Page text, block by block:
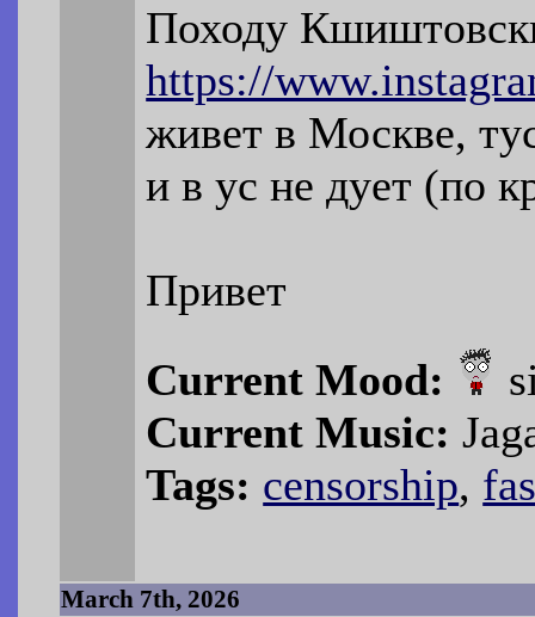
Походу
https://
живет в Москве,
и в ус не дует (по
Привет
Current Mood:
Current Music:
Tags: censorship,
March 7th, 2026